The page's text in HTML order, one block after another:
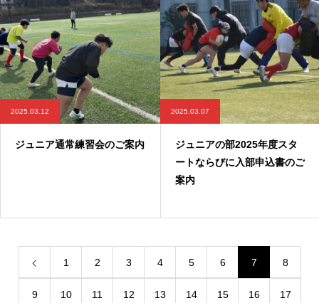
2025.03.12
ジュニア通常練習会のご案内
2025.03.07
ジュニアの部2025年度スタ
ートならびに入部申込書のご
案内
1 2 3 4 5 6 7 8
9 10 11 12 13 14 15 16 17